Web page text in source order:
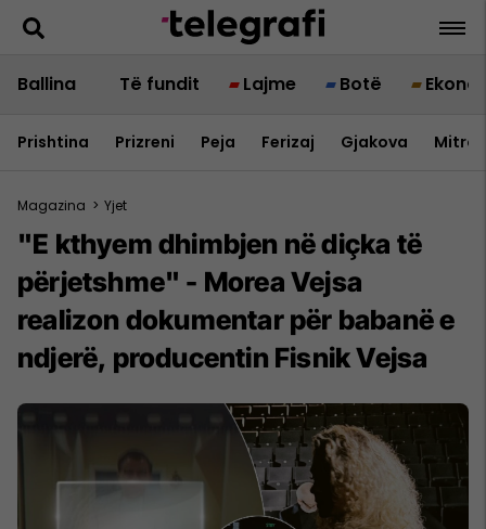
Ballina Të fundit Lajme Botë
Prishtina Prizreni Peja Ferizaj Gjakova
Magazina > Yjet
"E kthyem dhimbjen në diçka të
përjetshme" - Morea Vejsa
realizon dokumentar për babanë e
ndjerë, producentin Fisnik Vejsa